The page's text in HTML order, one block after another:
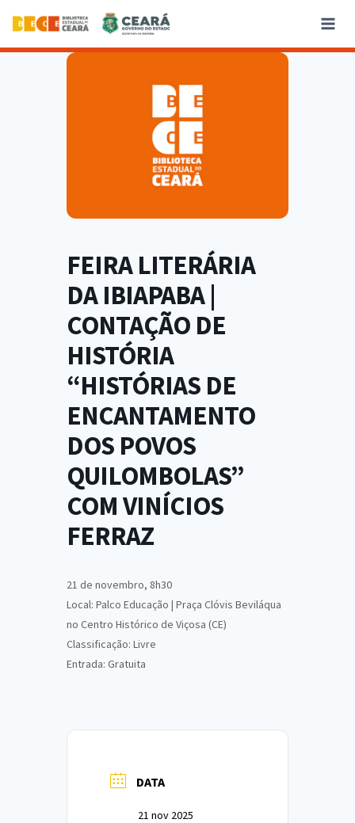
FEIRA LITERÁRIA
DA IBIAPABA |
CONTAÇÃO DE
HISTÓRIA
“HISTÓRIAS DE
ENCANTAMENTO
DOS POVOS
QUILOMBOLAS”
COM VINÍCIOS
FERRAZ
21 de novembro, 8h30
Local: Palco Educação | Praça Clóvis Beviláqua
no Centro Histórico de Viçosa (CE)
Classificação: Livre
Entrada: Gratuita
DATA
21 nov 2025